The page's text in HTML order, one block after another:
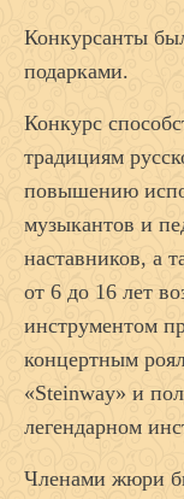
Конкурсанты
подарками.
Конкурс
традициям
повышению
музыкантов и
наставников, а
от 6 до 16 лет
инструментом
концертным
«Steinway» и
легендарном
Членами жюри